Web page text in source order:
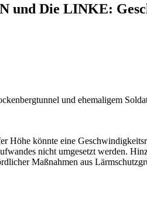
und Die LINKE:
und ehemaligem
könnte eine
nicht umgesetzt werden.
Maßnahmen aus